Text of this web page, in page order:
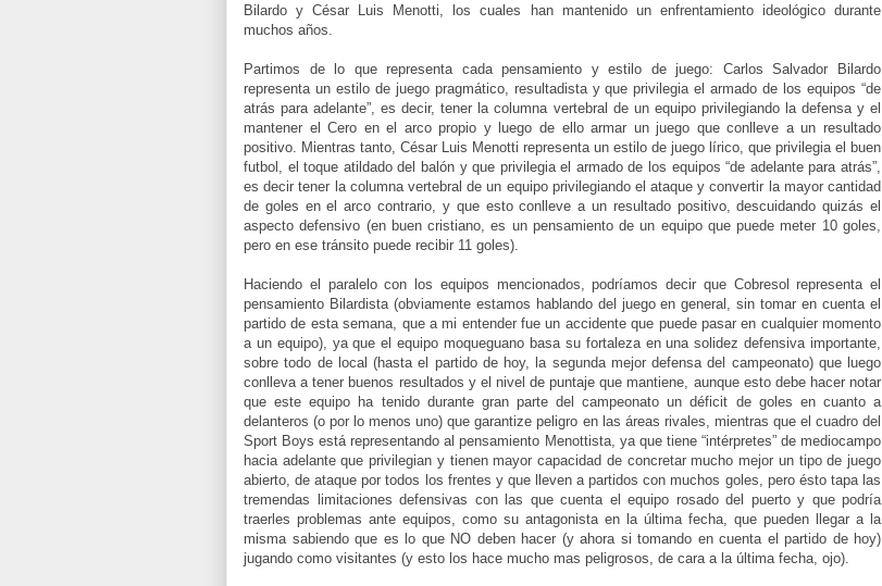
Bilardo y César Luis Menotti, los cuales han mantenido un enfrentamiento ideológico durante
muchos años.
Partimos de lo que representa cada pensamiento y estilo de juego: Carlos Salvador Bilardo
representa un estilo de juego pragmático, resultadista y que privilegia el armado de los equipos “de
atrás para adelante”, es decir, tener la columna vertebral de un equipo privilegiando la defensa y el
mantener el Cero en el arco propio y luego de ello armar un juego que conlleve a un resultado
positivo. Mientras tanto, César Luis Menotti representa un estilo de juego lírico, que privilegia el buen
futbol, el toque atildado del balón y que privilegia el armado de los equipos “de adelante para atrás”,
es decir tener la columna vertebral de un equipo privilegiando el ataque y convertir la mayor cantidad
de goles en el arco contrario, y que esto conlleve a un resultado positivo, descuidando quizás el
aspecto defensivo (en buen cristiano, es un pensamiento de un equipo que puede meter 10 goles,
pero en ese tránsito puede recibir 11 goles).
Haciendo el paralelo con los equipos mencionados, podríamos decir que Cobresol representa el
pensamiento Bilardista (obviamente estamos hablando del juego en general, sin tomar en cuenta el
partido de esta semana, que a mi entender fue un accidente que puede pasar en cualquier momento
a un equipo), ya que el equipo moqueguano basa su fortaleza en una solidez defensiva importante,
sobre todo de local (hasta el partido de hoy, la segunda mejor defensa del campeonato) que luego
conlleva a tener buenos resultados y el nivel de puntaje que mantiene, aunque esto debe hacer notar
que este equipo ha tenido durante gran parte del campeonato un déficit de goles en cuanto a
delanteros (o por lo menos uno) que garantize peligro en las áreas rivales, mientras que el cuadro del
Sport Boys está representando al pensamiento Menottista, ya que tiene “intérpretes” de mediocampo
hacia adelante que privilegian y tienen mayor capacidad de concretar mucho mejor un tipo de juego
abierto, de ataque por todos los frentes y que lleven a partidos con muchos goles, pero ésto tapa las
tremendas limitaciones defensivas con las que cuenta el equipo rosado del puerto y que podría
traerles problemas ante equipos, como su antagonista en la última fecha, que pueden llegar a la
misma sabiendo que es lo que NO deben hacer (y ahora si tomando en cuenta el partido de hoy)
jugando como visitantes (y esto los hace mucho mas peligrosos, de cara a la última fecha, ojo).